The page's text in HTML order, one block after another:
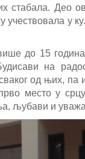
стабала. Део
учествовала у
до 15
на
од њих, па
место у
љубави и